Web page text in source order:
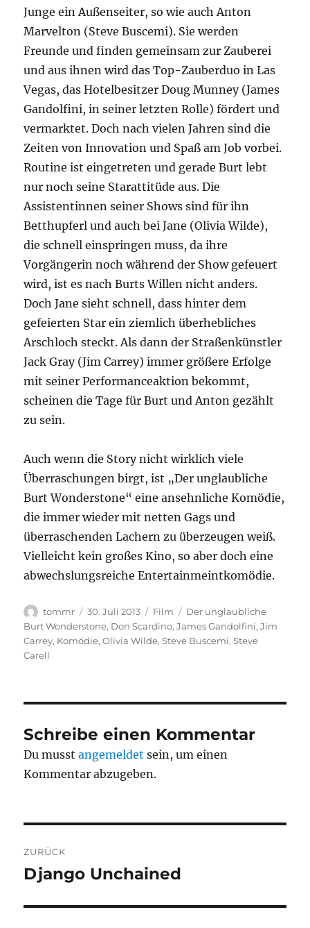
Junge ein Außenseiter, so wie auch Anton
Marvelton (Steve Buscemi). Sie werden
Freunde und finden gemeinsam zur Zauberei
und aus ihnen wird das Top-Zauberduo in Las
Vegas, das Hotelbesitzer Doug Munney (James
Gandolfini, in seiner letzten Rolle) fördert und
vermarktet. Doch nach vielen Jahren sind die
Zeiten von Innovation und Spaß am Job vorbei.
Routine ist eingetreten und gerade Burt lebt
nur noch seine Starattitüde aus. Die
Assistentinnen seiner Shows sind für ihn
Betthupferl und auch bei Jane (Olivia Wilde),
die schnell einspringen muss, da ihre
Vorgängerin noch während der Show gefeuert
wird, ist es nach Burts Willen nicht anders.
Doch Jane sieht schnell, dass hinter dem
gefeierten Star ein ziemlich überhebliches
Arschloch steckt. Als dann der Straßenkünstler
Jack Gray (Jim Carrey) immer größere Erfolge
mit seiner Performanceaktion bekommt,
scheinen die Tage für Burt und Anton gezählt
zu sein.
Auch wenn die Story nicht wirklich viele
Überraschungen birgt, ist „Der unglaubliche
Burt Wonderstone“ eine ansehnliche Komödie,
die immer wieder mit netten Gags und
überraschenden Lachern zu überzeugen weiß.
Vielleicht kein großes Kino, so aber doch eine
abwechslungsreiche Entertainmeintkomödie.
Autor
tommr
Veröffentlicht
am
30. Juli 2013 Kategorien
Film Schlagwörter
Der unglaubliche
Burt Wonderstone, Don Scardino,James Gandolfini,Jim
Carrey, Komödie,Olivia Wilde,Steve Buscemi,Steve
Carell
Schreibe einen Kommentar
Du musstangemeldet sein, um einen
Kommentar abzugeben.
ZURÜCK
Vorheriger
Django Unchained